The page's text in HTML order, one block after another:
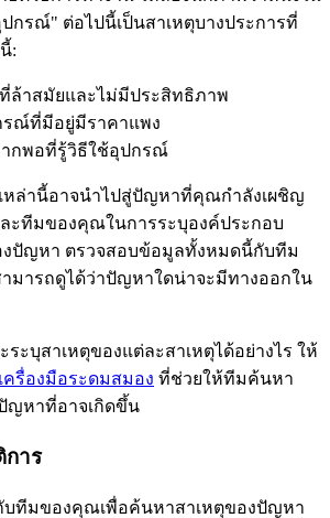
กรณ์" ต่อไปนี้เป็นสาเหตุบางประการที่
:
าสมัยและไม่มีประสิทธิภาพ
รณ์ที่มีอยู่มีราคาแพง
กพอที่รู้วิธีใช้อุปกรณ์
หล่านี้อาจนำไปสู่ปัญหาที่คุณกำลังเผชิญ
ะทีมของคุณในการระบุองค์ประกอบ
ปัญหา ตรวจสอบข้อมูลทั้งหมดนี้กับทีม
ารถดูได้ว่าปัญหาใดน่าจะมีทางออกใน
ะบุสาเหตุของแต่ละสาเหตุได้อย่างไร ให้
เครื่องมือระดมสมอง ที่ช่วยให้ทีมค้นหา
ญหาที่อาจเกิดขึ้น
การ
บทีมของคุณเพื่อค้นหาสาเหตุของปัญหา